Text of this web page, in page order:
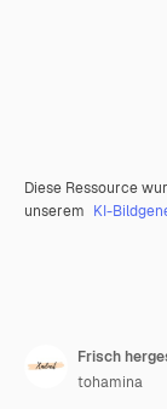
Diese Ressource
unserem KI-
tohamina